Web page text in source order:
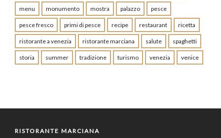
menu monumento mostra palazzo pesce
pesce fresco primi di pesce recipe restaurant ricetta
ristorante a venezia ristorante marciana salute spaghetti
storia summer tradizione turismo venezia venice
RISTORANTE MARCIANA